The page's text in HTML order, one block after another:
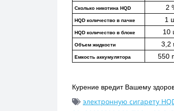
Сколько никотина HQD 2
HQD количество в пачке 1
HQD количество в блоке 10
Объем жидкости 3,2
Емкость аккумулятора 550
Курение вредит Вашему
электронную сигарету